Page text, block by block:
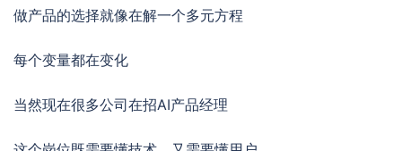
做产品的选择就像在解一个多元方程
每个变量都在变化
当然现在很多公司在招AI产品经理